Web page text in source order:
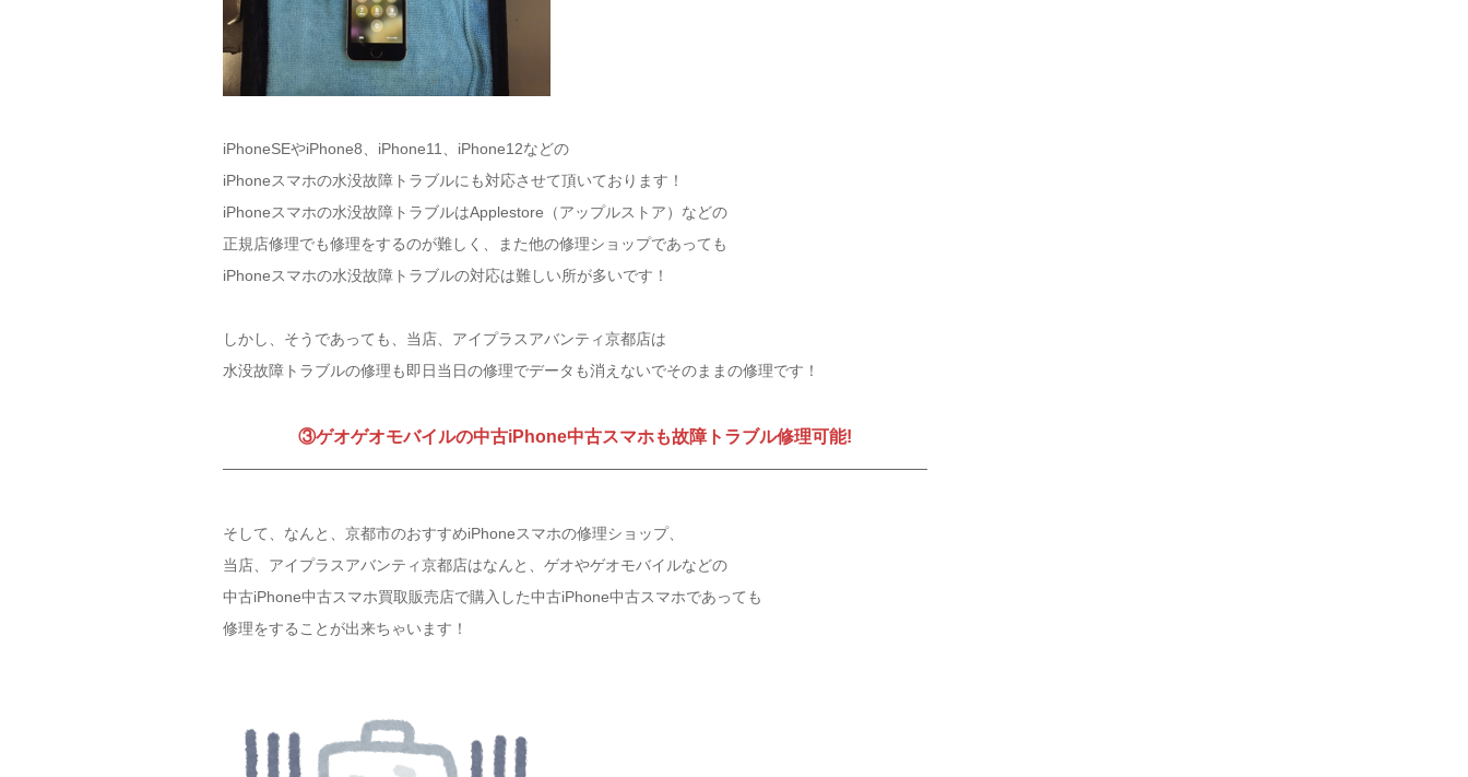
iPhoneSEやiPhone8、iPhone11、iPhone12などの
iPhoneスマホの水没故障トラブルにも対応させて頂いております！
iPhoneスマホの水没故障トラブルはApplestore（アップルストア）などの
正規店修理でも修理をするのが難しく、また他の修理ショップであっても
iPhoneスマホの水没故障トラブルの対応は難しい所が多いです！
しかし、そうであっても、当店、アイプラスアバンティ京都店は
水没故障トラブルの修理も即日当日の修理でデータも消えないでそのままの修理です！
③ゲオゲオモバイルの中古iPhone中古スマホも故障トラブル修理可能!
そして、なんと、京都市のおすすめiPhoneスマホの修理ショップ、
当店、アイプラスアバンティ京都店はなんと、ゲオやゲオモバイルなどの
中古iPhone中古スマホ買取販売店で購入した中古iPhone中古スマホであっても
修理をすることが出来ちゃいます！